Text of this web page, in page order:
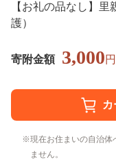
【お礼の品なし】
護）
寄附金額 3,000円
現在お住まいの自治体
ません。